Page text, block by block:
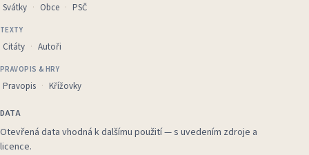
Svátky Obce PSČ
TEXTY
Citáty Autoři
PRAVOPIS & HRY
Pravopis Křížovky
DATA
Otevřená data vhodná k dalšímu použití — s uvedením zdroje a
licence.